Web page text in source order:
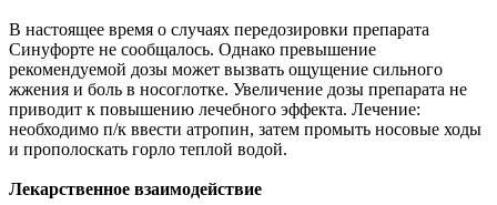
В настоящее время о случаях передозировки препарата
Синуфорте не сообщалось. Однако превышение
рекомендуемой дозы может вызвать ощущение сильного
жжения и боль в носоглотке. Увеличение дозы препарата не
приводит к повышению лечебного эффекта. Лечение:
необходимо п/к ввести атропин, затем промыть носовые ходы
и прополоскать горло теплой водой.
Лекарственное взаимодействие